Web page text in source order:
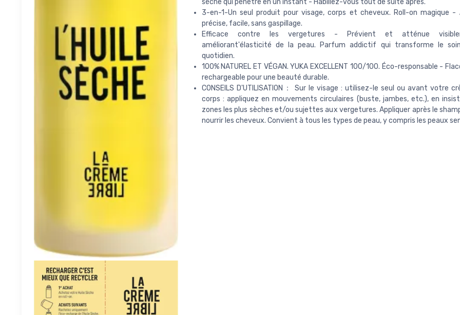
sèche qui pénètre en un instant - Habillez-vous tout de suite après.
3-en-1-Un seul produit pour visage, corps et cheveux. Roll-on magique -
précise, facile, sans gaspillage.
Efficace contre les vergetures - Prévient et atténue
améliorant'élasticité de la peau. Parfum addictif qui transforme le
quotidien.
100% NATUREL ET VÉGAN. YUKA EXCELLENT 100/100. Éco-responsable -
rechargeable pour une beauté durable.
CONSEILS D'UTILISATION： Sur le visage : utilisez-le seul ou avant votre
corps : appliquez en mouvements circulaires (buste, jambes, etc.), en
zones les plus sèches et/ou sujettes aux vergetures. Appliquer après le
nourrir les cheveux. Convient à tous les types de peau, y compris les peaux